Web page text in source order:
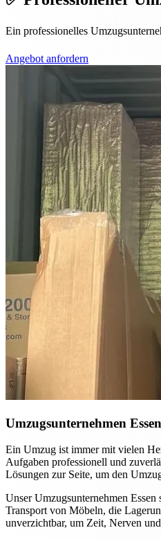
Ein professionelles
Angebot anfordern
Umzugsunternehmen
Ein Umzug ist immer mit vielen
Aufgaben professionell und
Lösungen zur Seite, um den
Unser Umzugsunternehmen
Transport von Möbeln, die
unverzichtbar, um Zeit, Nerven